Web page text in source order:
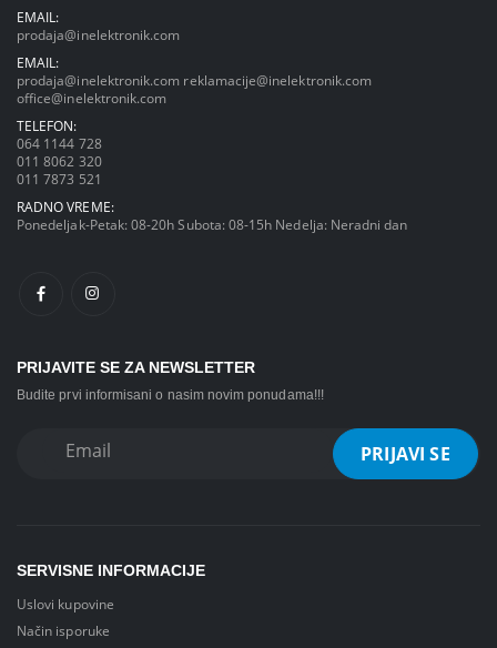
EMAIL:
prodaja@inelektronik.com
EMAIL:
prodaja@inelektronik.com reklamacije@inelektronik.com
office@inelektronik.com
TELEFON:
064 1144 728
011 8062 320
011 7873 521
RADNO VREME:
Ponedeljak-Petak: 08-20h Subota: 08-15h Nedelja: Neradni dan
PRIJAVITE SE ZA NEWSLETTER
Budite prvi informisani o nasim novim ponudama!!!
SERVISNE INFORMACIJE
Uslovi kupovine
Način isporuke